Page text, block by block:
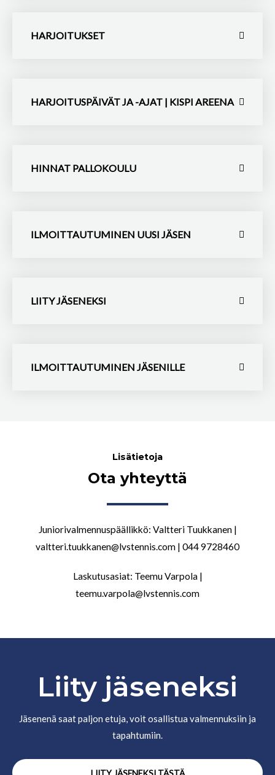
HARJOITUKSET
HARJOITUSPÄIVÄT JA -AJAT | KISPI AREENA
HINNAT PALLOKOULU
ILMOITTAUTUMINEN UUSI JÄSEN
LIITY JÄSENEKSI
ILMOITTAUTUMINEN JÄSENILLE
Lisätietoja
Ota yhteyttä
Juniorivalmennuspäällikkö: Valtteri Tuukkanen |
valtteri.tuukkanen@lvstennis.com | 044 9728460
Laskutusasiat: Teemu Varpola |
teemu.varpola@lvstennis.com
Liity jäseneksi
Jäsenenä saat paljon etuja, voit osallistua valmennuksiin ja
tapahtumiin.
LIITY JÄSENEKSI TÄSTÄ